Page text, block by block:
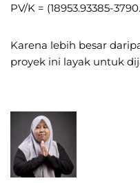
PV/K = (18953.93385-
Karena lebih besar
proyek ini layak untuk